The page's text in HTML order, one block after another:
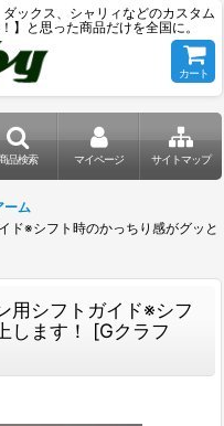
ックス、シャリィなどのカスタム
】と思った商品だけを全国に。
カート
品検索 マイページ サイトマップ
ーム
ド※シフト時のかっちり感がグッと
用シフトガイド※シフ
します！
[Gクラフ